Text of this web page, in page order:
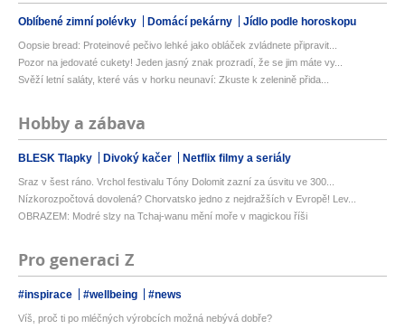
Oblíbené zimní polévky Domácí pekárny Jídlo podle horoskopu
Oopsie bread: Proteinové pečivo lehké jako obláček zvládnete připravit...
Pozor na jedovaté cukety! Jeden jasný znak prozradí, že se jim máte vy...
Svěží letní saláty, které vás v horku neunaví: Zkuste k zelenině přida...
Hobby a zábava
BLESK Tlapky Divoký kačer Netflix filmy a seriály
Sraz v šest ráno. Vrchol festivalu Tóny Dolomit zazní za úsvitu ve 300...
Nízkorozpočtová dovolená? Chorvatsko jedno z nejdražších v Evropě! Lev...
OBRAZEM: Modré slzy na Tchaj-wanu mění moře v magickou říši
Pro generaci Z
#inspirace #wellbeing #news
Víš, proč ti po mléčných výrobcích možná nebývá dobře?